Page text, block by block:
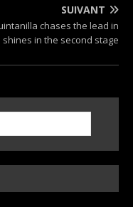
SUIVANT
chases the lead in
shines in the second stage